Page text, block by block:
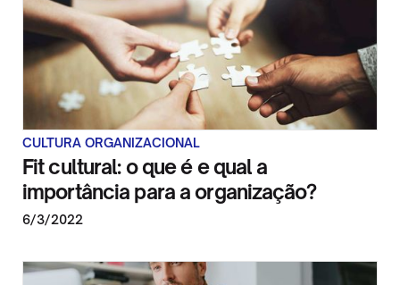
CULTURA ORGANIZACIONAL
Fit cultural: o que é e qual a
importância para a organização?
6/3/2022